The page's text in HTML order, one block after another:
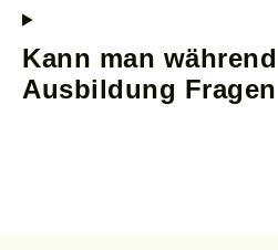
Kann man
Ausbildung